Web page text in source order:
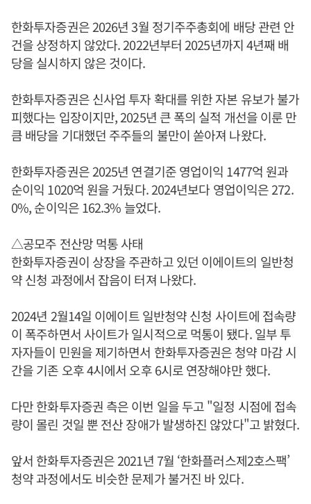
한화투자증권은 2026년 3월 정기주주총회에 배당 관련 안
건을 상정하지 않았다. 2022년부터 2025년까지 4년째 배
당을 실시하지 않은 것이다.
한화투자증권은 신사업 투자 확대를 위한 자본 유보가 불가
피했다는 입장이지만, 2025년 큰 폭의 실적 개선을 이룬 만
큼 배당을 기대했던 주주들의 불만이 쏟아져 나왔다.
한화투자증권은 2025년 연결기준 영업이익 1477억 원과
순이익 1020억 원을 거뒀다. 2024년보다 영업이익은 272.
0%, 순이익은 162.3% 늘었다.
△공모주 전산망 먹통 사태
한화투자증권이 상장을 주관하고 있던 이에이트의 일반청
약 신청 과정에서 잡음이 터져 나왔다.
2024년 2월14일 이에이트 일반청약 신청 사이트에 접속량
이 폭주하면서 사이트가 일시적으로 먹통이 됐다. 일부 투
자자들이 민원을 제기하면서 한화투자증권은 청약 마감 시
간을 기존 오후 4시에서 오후 6시로 연장해야만 했다.
다만 한화투자증권 측은 이번 일을 두고 "일정 시점에 접속
량이 몰린 것일 뿐 전산 장애가 발생하진 않았다"고 밝혔다.
앞서 한화투자증권은 2021년 7월 ‘한화플러스제2호스팩’
청약 과정에서도 비슷한 문제가 불거진 바 있다.